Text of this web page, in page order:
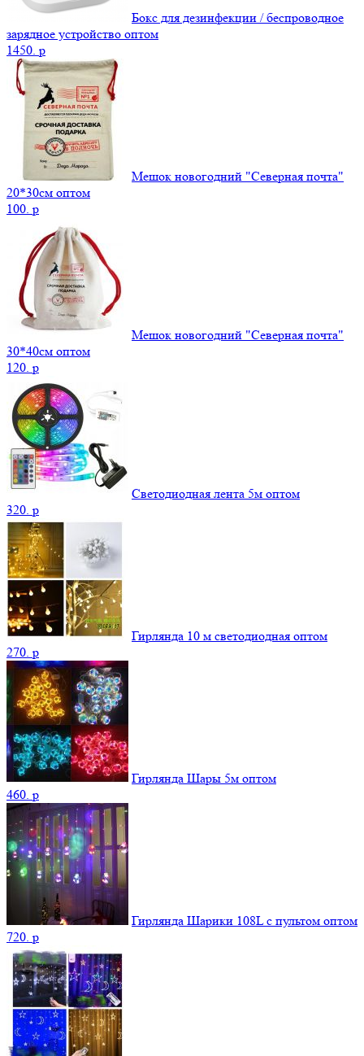
Бокс для дезинфекции / беспроводное
зарядное устройство оптом
1450. p
Мешок новогодний "Северная почта"
20*30см оптом
100. p
Мешок новогодний "Северная почта"
30*40см оптом
120. p
Светодиодная лента 5м оптом
320. p
Гирлянда 10 м светодиодная оптом
270. p
Гирлянда Шары 5м оптом
460. p
Гирлянда Шарики 108L с пультом оптом
720. p